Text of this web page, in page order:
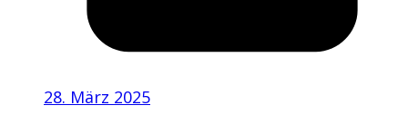
28. März 2025